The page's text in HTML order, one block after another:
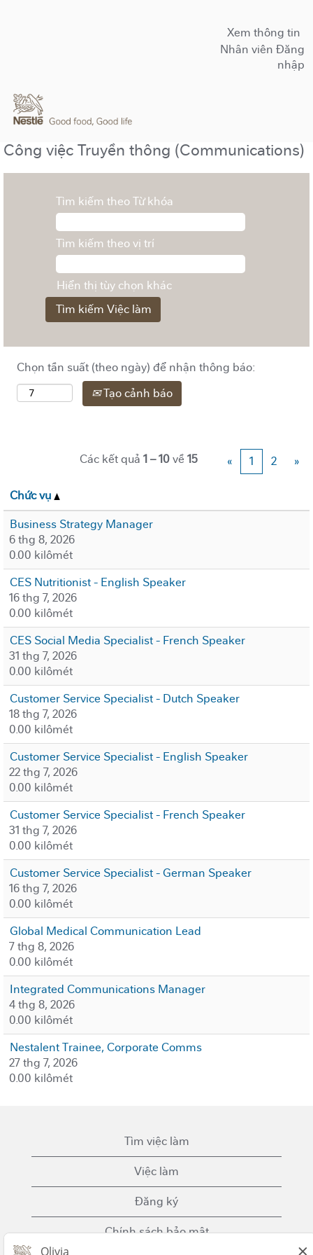
Xem thông tin
Nhân viên Đăng
nhập
Công việc Truyền thông (Communications)
Tìm kiếm theo Từ khóa
Tìm kiếm theo vị trí
Hiển thị tùy chọn khác
Chọn tần suất (theo ngày) để nhận thông báo:
Tạo cảnh báo
Các kết quả 1 – 10về 15 « 1 2 »
Chức vụ
Business Strategy Manager
6 thg 8, 2026
0.00 kilômét
CES Nutritionist - English Speaker
16 thg 7, 2026
0.00 kilômét
CES Social Media Specialist - French Speaker
31 thg 7, 2026
0.00 kilômét
Customer Service Specialist - Dutch Speaker
18 thg 7, 2026
0.00 kilômét
Customer Service Specialist - English Speaker
22 thg 7, 2026
0.00 kilômét
Customer Service Specialist - French Speaker
31 thg 7, 2026
0.00 kilômét
Customer Service Specialist - German Speaker
16 thg 7, 2026
0.00 kilômét
Global Medical Communication Lead
7 thg 8, 2026
0.00 kilômét
Integrated Communications Manager
4 thg 8, 2026
0.00 kilômét
Nestalent Trainee, Corporate Comms
27 thg 7, 2026
0.00 kilômét
Tìm việc làm
Việc làm
Đăng ký
Chính sách bảo mật